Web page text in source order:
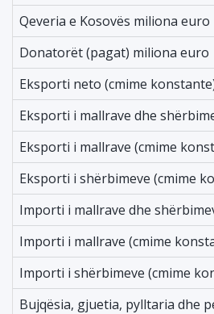
Qeveria e Kosovës miliona euro
Donatorët (pagat) miliona euro
Eksporti neto (cmime
Eksporti i mallrave dhe
Eksporti i mallrave (cmime
Eksporti i shërbimeve (cmime
Importi i mallrave dhe
Importi i mallrave (cmime
Importi i shërbimeve (cmime
Bujqësia, gjuetia, pylltaria dhe